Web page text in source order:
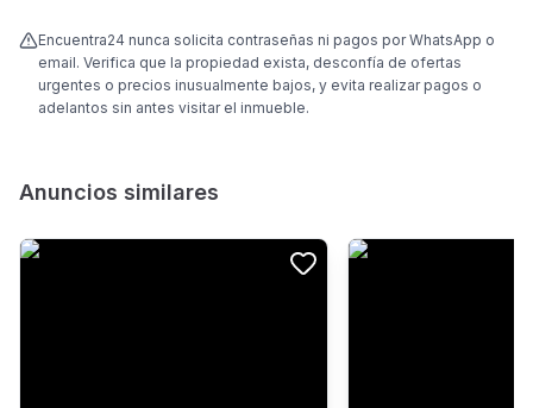
Encuentra24 nunca solicita contraseñas ni pagos por WhatsApp o
email. Verifica que la propiedad exista, desconfía de ofertas
urgentes o precios inusualmente bajos, y evita realizar pagos o
adelantos sin antes visitar el inmueble.
Anuncios similares